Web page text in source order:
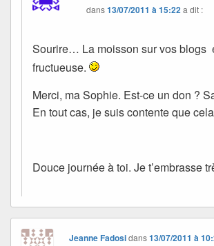
dans13/07/2011 à 15:22 a dit :
Sourire… La moisson sur vos blogs
fructueuse.
Merci, ma Sophie. Est-ce un don ?
En tout cas, je suis contente que
Douce journée à toi. Je t’embrasse
Jeanne Fadosidans13/07/2011 à